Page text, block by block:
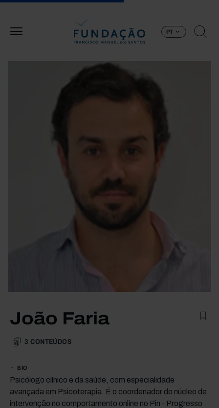
PT
João Faria
3 CONTEÚDOS
BIO
Psicólogo clínico e da saúde, com especialidade
avançada em Psicoterapia. É o coordenador do núcleo de
intervenção no comportamento online no Pin - Progresso